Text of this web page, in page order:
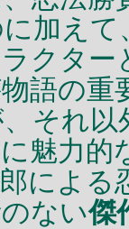
加え
クタ
語の重
それ以
魅力的
による
ない傑